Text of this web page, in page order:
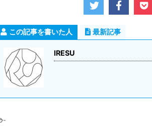
この記事を書いた人 最新記事
IRESU
-